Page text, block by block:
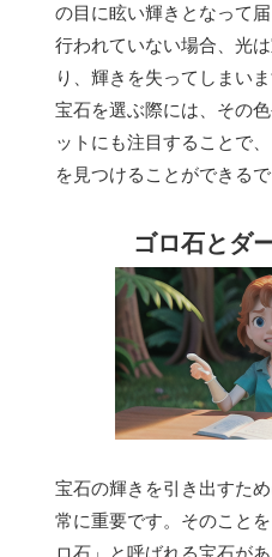
の目に眩い輝きとなって
行われていない場合、光
り、輝きを失ってしまいま
宝石を選ぶ際には、その
ットにも注目することで
を見つけることができるで
ゴロ石とダ
宝石の輝きを引き出すた
常に重要です。そのこと
ロ石」と呼ばれる宝石が